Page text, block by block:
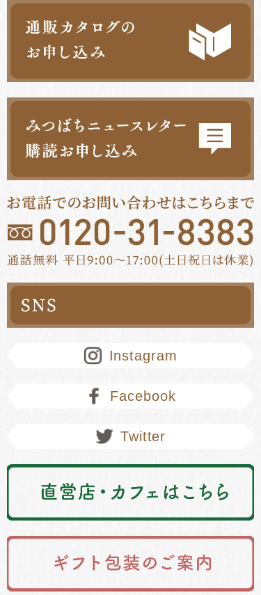
Instagram
Facebook
Twitter